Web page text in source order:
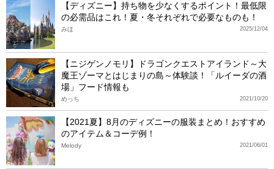
【ディズニー】持ち物を少なくするポイント！最低限
の必需品はこれ！夏・冬それぞれで必要なものも！
2025/12/04
みほ
【ニジゲンノモリ】ドラゴンクエストアイランド～大
魔王ゾーマとはじまりの島～体験談！「ルイーダの酒
場」フード情報も
2021/10/20
めっち
【2021夏】8月のディズニーの服装まとめ！おすすめ
のアイテム＆コーデ例！
2021/06/01
Melody